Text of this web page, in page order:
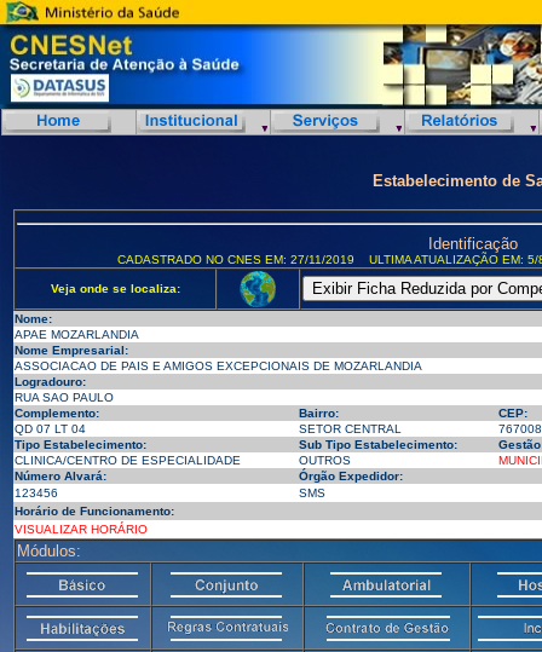
Estabelecimento de
Identificação
CADASTRADO NO CNES EM: 27/11/2019 ULTIMA ATUALIZAÇÃO EM:
Veja onde se localiza:
Nome:
APAE MOZARLANDIA
Nome Empresarial:
ASSOCIACAO DE PAIS E AMIGOS EXCEPCIONAIS DE MOZARLANDIA
Logradouro:
RUA SAO PAULO
Complemento:
Bairro:
CEP:
QD 07 LT 04
SETOR CENTRAL
Tipo Estabelecimento:
Sub Tipo Estabelecimento:
CLINICA/CENTRO DE ESPECIALIDADE
OUTROS
Número Alvará:
Órgão Expedidor:
123456
SMS
Horário de Funcionamento:
VISUALIZAR HORÁRIO
Módulos: